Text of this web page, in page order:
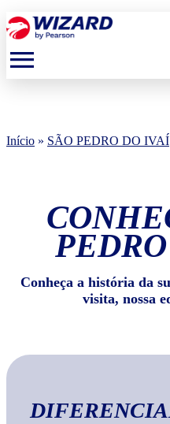
menu
Início » SÃO PEDRO DO IVAÍ
Conheça a história da
visita, nossa